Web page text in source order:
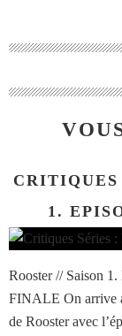
1.
Rooster // Saison
FINALE On arrive
de Rooster avec